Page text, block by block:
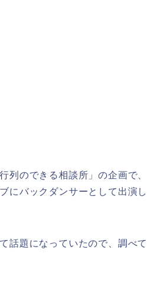
列のできる相談所」の企画で、
にバックダンサーとして出演し
話題になっていたので、調べて